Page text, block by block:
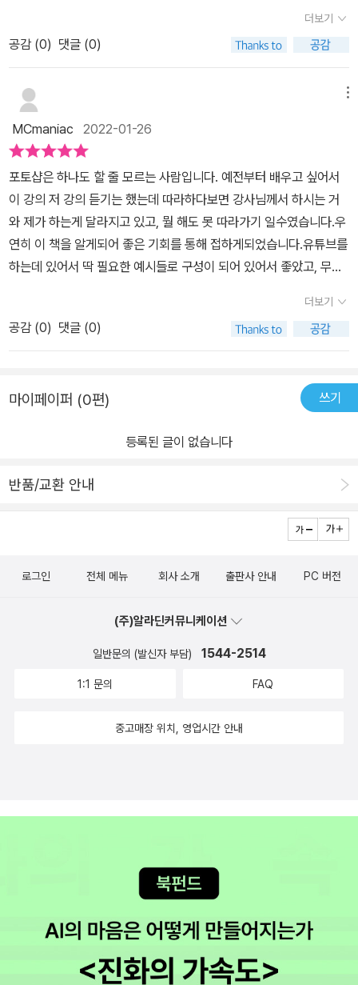
르겠다면 동영상 강의에 댓글을 남기거나 이메일로 질문을 해보자.
적극적으로 물어보고 내 것으로 만들려고 하는 노력하다 보면 더 좋
은 유튜브 채널 디자인을 할 수 있는 날이 올 것이다.이 포스팅은 제이
펍 출판사로부터 도서를 제공받아 주관적인 관점에서 살펴보고 작성
했다.* 출처 : https://blog.naver.com/twinkaka/2223559959
12* 박기자의 끌리는 이야기, 책끌 https://bit.ly/2YJHL6Z
히려 올해 들어 큰맘 먹고 사진 편집, 영상편집과 관련된 학원까지 두
달간 다녔습니다. 학원에서 사용한 프로그램은 총 네 가지입니다. 사
편으로는 앞으로 해야 할 일들에 대한 생각에 훨씬 더 어렵게 느껴지
기까지 합니다. 다만 무엇보다도 중요한 것은 배우는 것보다 직접 해
보는 것입니다. ​ 아무리 쉬운 내용을 배우더라도 눈으로만 보면 말짱
꽝이더라고요. 직접 해봐야 그 어려움과 쉬움을 몸소 겪고 알 수 있었
습니다. 간단해 보이는 사진 한 장을 편집하는 데도, 극도로 짧게 느껴
지는 10초짜리 영상을 편집하는 데도 몇 시간에서 하루 종일 끙끙 앓
고 헤매기 십상이거든요.​ 직접 해봐야 그 어려움을 깨달을 수 있었고,
또 주어진 예시대로 실제로 내가 해 봤을 때는 해냈다는 성취감도 느
다 보니 수많은 예제들, 연습문제들이 소중하다는 것도 알 수 있었습
니다. 학창 시절 교과서와 참고서에 더해 문제집을 푸는 것과 똑같은
은 시간에 할 수 있느냐 아니냐의 차이가 있습니다. 잘 하는 사람은 멋
소비할 것이 아니라 주어진 생각대로 재깍 해낸다면 더할 나위 없이
점에 있어서 저를 위해 주어진 선물이 아닐까 생각합니다.​ 기본적인
제로 해 볼 수 있다는 것. 이보다 더 좋은 방법이 또 있을까요? 당분간
수준이라고는 쉽지 않겠지만, 배운 대로 만들어 낼 수 있을 만한 수준
나서도 부지런히, 게으르지 않게 지속적으로 연습을 해야겠지요.​ 일
다. 단지 부러워하는 것에 그치는 것이 아니라, '어떻게 하면 나도?'를
생각해 보고, 실제로 도전해 보는 것이 필요합니다. ​ 내일이 아니라 오
채널 운영을 위한 포토샵 디자인》입니다. ​ 오늘은 읽는 데 그치는 것
을 만들어 유튜브에 업로드했다고 가정해 보세요. 누군가가 여러분이
는 사용자라면 아마도 검색창에 ‘이모티콘 만드는 방법‘, ‘이모티콘 만
들기‘ 등으로 검색할 겁니다. 그리고 무수히 많은 검색 결과의 섬네일
‘섬네일(Thumbnail)‘을 가장 중요한 요소로 선정하는 이유가 바로
이 때문입니다. 유사한 콘텐츠의 수많은 검색 결과 중에서 내용을 떠
나 일단 클릭하게 만드는 시작이 바로 여러분의 첫인상과 같은 섬네
더보기
공감 (0) 댓글 (0)
MCmaniac 2022-01-26
포토샵은 하나도 할 줄 모르는 사람입니다. 예전부터 배우고 싶어서
이 강의 저 강의 듣기는 했는데 따라하다보면 강사님께서 하시는 거
와 제가 하는게 달라지고 있고, 뭘 해도 못 따라가기 일수였습니다.우
연히 이 책을 알게되어 좋은 기회를 통해 접하게되었습니다.유튜브를
하는데 있어서 딱 필요한 예시들로 구성이 되어 있어서 좋았고, 무엇
정말 초보자도 알아듣기 쉽게, 정확하고 적당한 속도로 제공되어 많
은 도움이 되었습니다.이 책을 끝까지 습득하면 영상 제작에 많은 도
움이 될거라는 생각이 확실히 듭니다.
더보기
공감 (0) 댓글 (0)
마이페이퍼 (0편) 쓰기
등록된 글이 없습니다
반품/교환 안내
로그인 전체 메뉴 회사 소개 출판사 안내 PC 버전
(주)알라딘커뮤니케이션
일반문의 (발신자 부담) 1544-2514
1:1 문의 FAQ
중고매장 위치, 영업시간 안내